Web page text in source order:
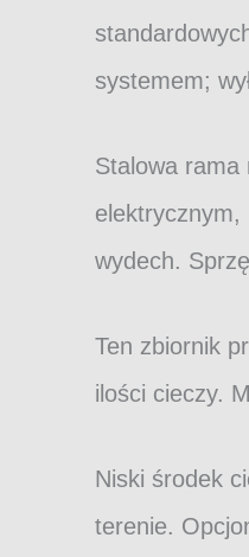
systemem;
Stalowa rama
elektrycznym,
wydech.
Ten zbiornik
ilości cieczy.
Niski środek
terenie.